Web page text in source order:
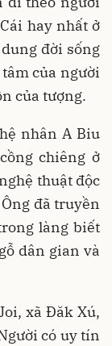
hay nhất ở
đời sống
của người
của tượng.
nhân A Biu
chiêng ở
thuật độc
đã truyền
làng biết
dân gian và
xã Đăk Xú,
có uy tín